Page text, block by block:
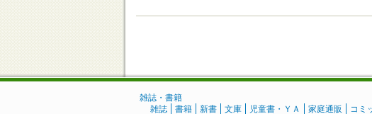
雑誌・書籍
雑誌
書籍 新書 文庫 児童書・ＹＡ 家庭通販 コミ